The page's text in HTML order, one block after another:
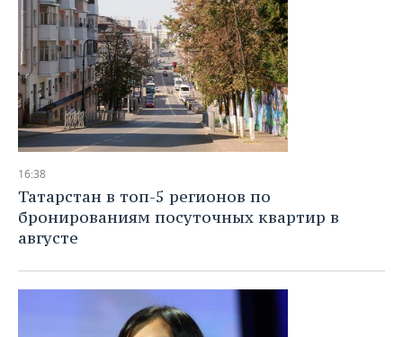
16:38
Татарстан в топ-5 регионов по
бронированиям посуточных квартир в
августе